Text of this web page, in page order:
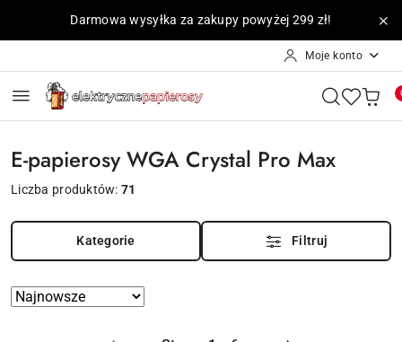
Przejdź do treści głównej
Przejdź do wyszukiwarki
Przejdź do moje konto
Przejdź do menu głównego
Przejdź do stopki
Darmowa wysyłka za zakupy powyżej 299 zł!
Moje konto
E-papierosy WGA Crystal Pro Max
Liczba produktów:71
Kategorie Filtruj
Zastosowano
Sortuj